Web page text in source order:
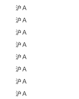
沪Ａ
沪Ａ
沪Ａ
沪Ａ
沪Ａ
沪Ａ
沪Ａ
沪Ａ